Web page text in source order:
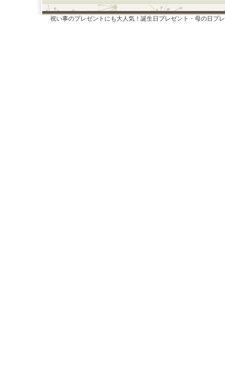
祝い事のプレゼントにも大人気！誕生日プレゼント・母の日プ